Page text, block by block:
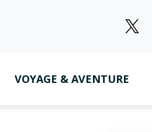
VOYAGE & AVENTURE